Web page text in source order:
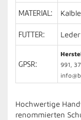
MATERIAL:
FUTTER:
GPSR:
991,
Hochwertige
renommierten